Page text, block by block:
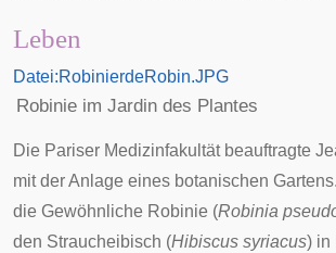
Leben
Datei:RobinierdeRobin.JPG
Robinie im Jardin des Plantes
Die Pariser Medizinfakultät beauftragte
mit der Anlage eines botanischen Gartens
die Gewöhnliche Robinie (Robinia
den Straucheibisch (Hibiscus syriacus) in